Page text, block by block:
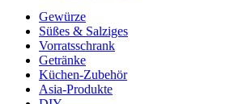
Gewürze
Süßes & Salziges
Vorratsschrank
Getränke
Küchen-Zubehör
Asia-Produkte